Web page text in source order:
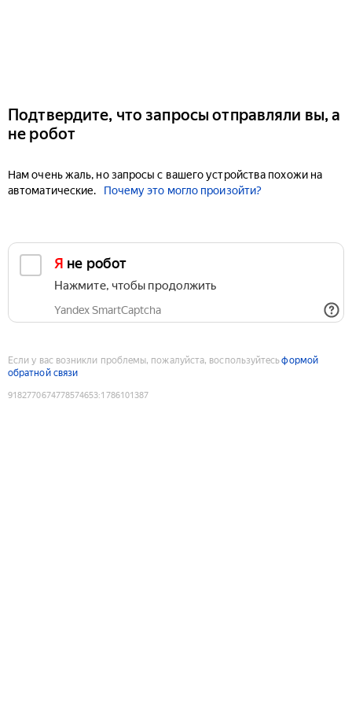
Подтвердите, что запросы отправляли вы, а
не робот
Нам очень жаль, но запросы с вашего устройства похожи на
автоматические.
Почему это могло произойти?
Я не робот
Нажмите, чтобы продолжить
Yandex SmartCaptcha
Если у вас возникли проблемы, пожалуйста, воспользуйтесьформой
обратной связи
9182770674778574653:1786101387